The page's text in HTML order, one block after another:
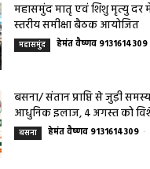
महासमुंद मातृ एवं शिशु मृत्यु दर
स्तरीय समीक्षा बैठक आयोजित
महासमुंद हेमंत वैष्णव 9131614309
बसना/ संतान प्राप्ति से जुड़ी
आधुनिक इलाज, 4 अगस्त को
बसना हेमंत वैष्णव 9131614309 -